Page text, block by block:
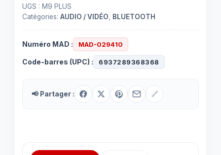
UGS : M9 PLUS
Catégories: AUDIO / VIDÉO, BLUETOOTH
Numéro MAD : MAD-029410
Code-barres (UPC) : 6937289368368
📢 Partager : 🔗